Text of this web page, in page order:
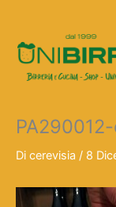
contenuto
Di cerevisia / 8